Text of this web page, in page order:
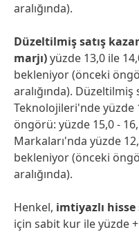
aralığında).
Düzeltilmiş satış
marjı)yüzde 13,0 ile
bekleniyor (önceki
aralığında). Düzeltilmiş
Teknolojileri'nde yüzde
öngörü: yüzde 15,0 -
Markaları'nda yüzde
bekleniyor (önceki
aralığında).
Henkel, imtiyazlı hisse
için sabit kur ile yüzde